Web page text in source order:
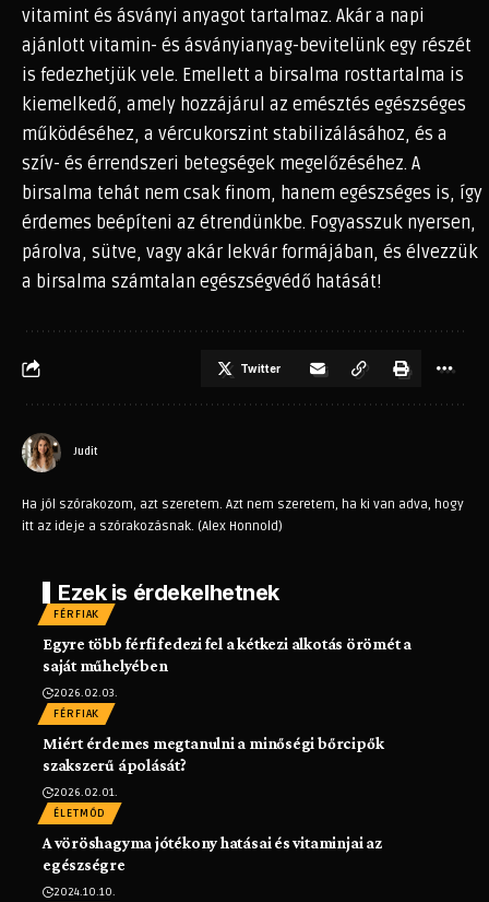
vitamint és ásványi anyagot tartalmaz. Akár a napi
ajánlott vitamin- és ásványianyag-bevitelünk egy részét
is fedezhetjük vele. Emellett a birsalma rosttartalma is
kiemelkedő, amely hozzájárul az emésztés egészséges
működéséhez, a vércukorszint stabilizálásához, és a
szív- és érrendszeri betegségek megelőzéséhez. A
birsalma tehát nem csak finom, hanem egészséges is, így
érdemes beépíteni az étrendünkbe. Fogyasszuk nyersen,
párolva, sütve, vagy akár lekvár formájában, és élvezzük
a birsalma számtalan egészségvédő hatását!
Twitter
Judit
Ha jól szórakozom, azt szeretem. Azt nem szeretem, ha ki van adva, hogy
itt az ideje a szórakozásnak. (Alex Honnold)
Ezek is érdekelhetnek
FÉRFIAK
Egyre több férfi fedezi fel a kétkezi alkotás örömét a
saját műhelyében
2026.02.03.
FÉRFIAK
Miért érdemes megtanulni a minőségi bőrcipők
szakszerű ápolását?
2026.02.01.
ÉLETMÓD
A vöröshagyma jótékony hatásai és vitaminjai az
egészségre
2024.10.10.